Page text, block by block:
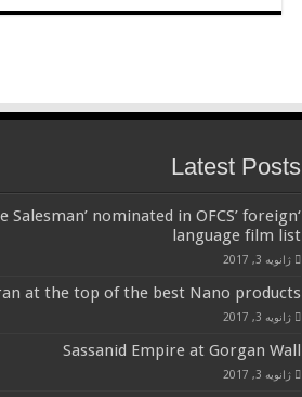
Latest Posts
Salesman’ nominated in OFCS’ foreign
language film list
ژانویه 3, 2017
at the top of the best Nano products
ژانویه 3, 2017
Sassanid Empire at Gorgan Wall
ژانویه 3, 2017